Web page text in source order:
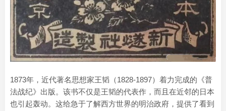
1873年，近代著名思想家王韬（1828-1897）着力完成的《普
法战纪》出版。该书不仅是王韬的代表作，而且在近邻的日本
也引起轰动。这给急于了解西方世界的明治政府，提供了看到